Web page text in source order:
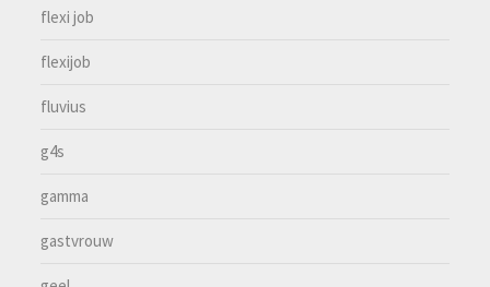
flexi job
flexijob
fluvius
g4s
gamma
gastvrouw